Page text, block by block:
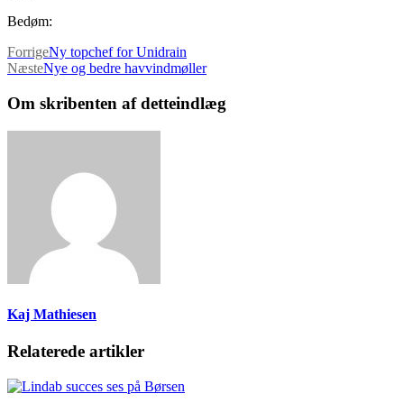
Bedøm:
ForrigeNy topchef for Unidrain
NæsteNye og bedre havvindmøller
Om skribenten af detteindlæg
Kaj Mathiesen
Relaterede artikler